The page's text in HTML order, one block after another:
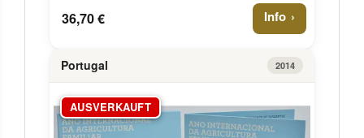
36,70 € Info
Portugal 2014
AUSVERKAUFT